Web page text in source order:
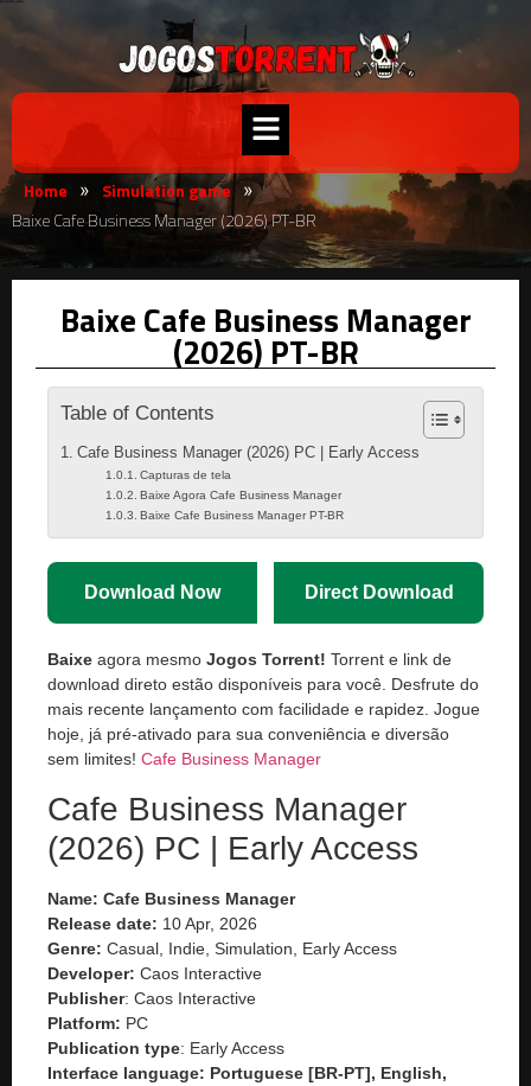
Home » Simulation game »
Baixe Cafe Business Manager (2026) PT-BR
Baixe Cafe Business Manager
(2026) PT-BR
Table of Contents
Cafe Business Manager (2026) PC | Early Access
Capturas de tela
Baixe Agora Cafe Business Manager
Baixe Cafe Business Manager PT-BR
Download Now Direct Download
Baixe agora mesmo Jogos Torrent! Torrent e link de
download direto estão disponíveis para você. Desfrute do
mais recente lançamento com facilidade e rapidez. Jogue
hoje, já pré-ativado para sua conveniência e diversão
sem limites! Cafe Business Manager
Cafe Business Manager
(2026) PC | Early Access
Name: Cafe Business Manager
Release date: 10 Apr, 2026
Genre: Casual, Indie, Simulation, Early Access
Developer: Caos Interactive
Publisher: Caos Interactive
Platform: PC
Publication type: Early Access
Interface language: Portuguese [BR-PT], English,